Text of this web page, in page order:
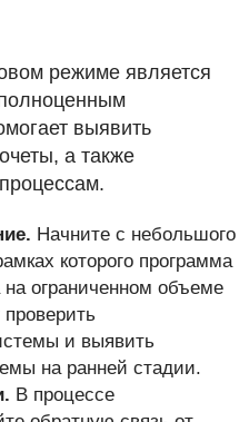
режиме является
выявить
а также
Начните с небольшого
которого программа
на ограниченном объеме
и выявить
на ранней стадии.
В процессе